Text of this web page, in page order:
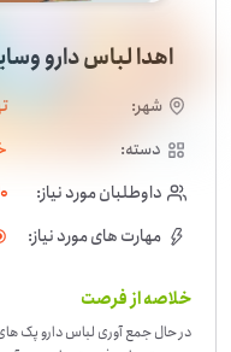
اهدا لباس دارو
شهر:
دسته:
داوطلبان مورد نیاز:
مهارت های مورد نیاز:
خلاصه از فرصت
در حال جمع آوری لباس دارو پک های